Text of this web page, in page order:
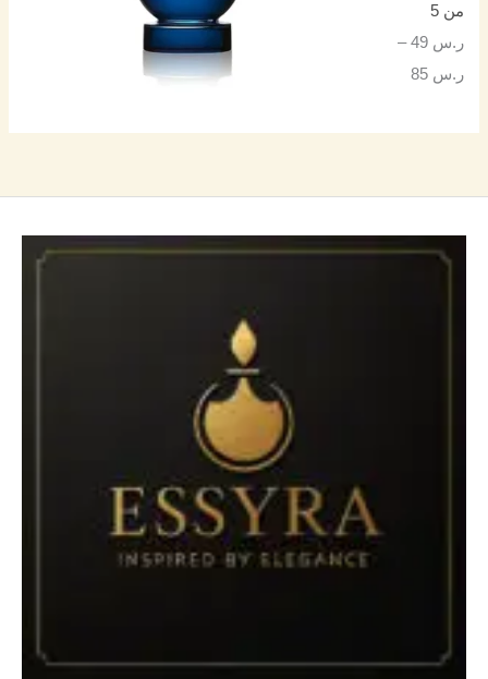
من 5
ر.س 49
–
ر.س 85